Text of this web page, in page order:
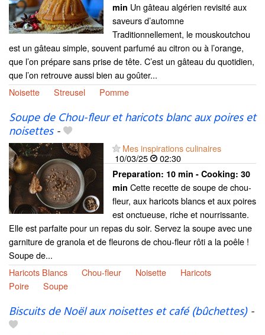
min Un gâteau algérien revisité aux
saveurs d’automne
Traditionnellement, le mouskoutchou
est un gâteau simple, souvent parfumé au citron ou à l’orange,
que l’on prépare sans prise de tête. C’est un gâteau du quotidien,
que l’on retrouve aussi bien au goûter...
Noisette
Streusel Pomme
Soupe de Chou-fleur et haricots blanc aux poires et
noisettes-
Mes inspirations culinaires
10/03/25
02:30
Preparation: 10 min - Cooking: 30
min Cette recette de soupe de chou-
fleur, aux haricots blancs et aux poires
est onctueuse, riche et nourrissante.
Elle est parfaite pour un repas du soir. Servez la soupe avec une
garniture de granola et de fleurons de chou-fleur rôti a la poêle !
Soupe de...
Haricots Blancs
Chou-fleur Noisette
Haricots
Poire
Soupe
Biscuits de Noël aux noisettes et café (bûchettes)-